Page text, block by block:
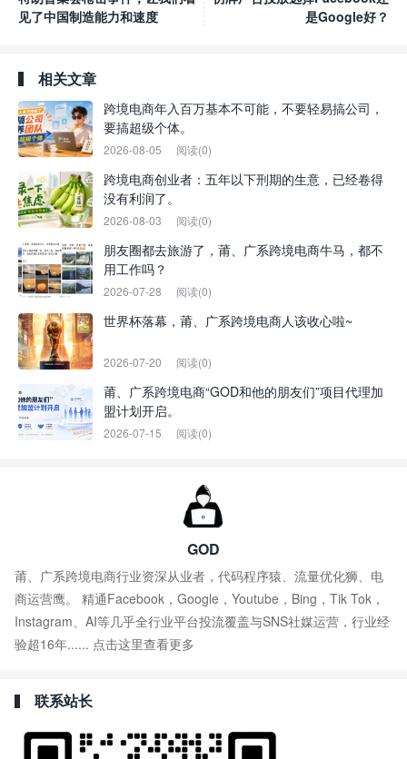
见了中国制造能力和速度
是Google好？
相关文章
跨境电商年入百万基本不可能，不要轻易搞公司，
要搞超级个体。
2026-08-05 阅读(0)
跨境电商创业者：五年以下刑期的生意，已经卷得
没有利润了。
2026-08-03 阅读(0)
朋友圈都去旅游了，莆、广系跨境电商牛马，都不
用工作吗？
2026-07-28 阅读(0)
世界杯落幕，莆、广系跨境电商人该收心啦~
2026-07-20 阅读(0)
莆、广系跨境电商“GOD和他的朋友们”项目代理加
盟计划开启。
2026-07-15 阅读(0)
GOD
莆、广系跨境电商行业资深从业者，代码程序猿、流量优化狮、电
商运营鹰。 精通Facebook，Google，Youtube，Bing，Tik Tok，
Instagram、AI等几乎全行业平台投流覆盖与SNS社媒运营，行业经
验超16年...... 点击这里查看更多
联系站长